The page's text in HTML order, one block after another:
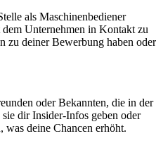
als Maschinenbediener
Unternehmen in Kontakt zu
zu deiner Bewerbung haben oder
oder Bekannten, die in der
dir Insider-Infos geben oder
was deine Chancen erhöht.